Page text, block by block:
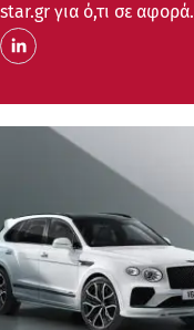
για ό,τι σε αφορά.